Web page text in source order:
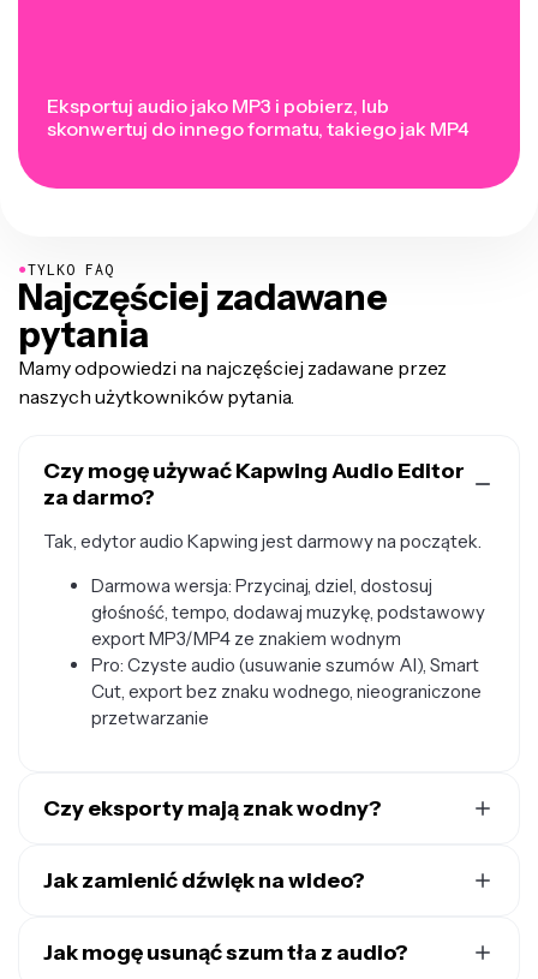
Eksportuj audio jako MP3 i pobierz, lub
skonwertuj do innego formatu, takiego jak MP4
●TYLKO FAQ
Najczęściej zadawane
pytania
Mamy odpowiedzi na najczęściej zadawane przez
naszych użytkowników pytania.
Czy mogę używać Kapwing Audio Editor
za darmo?
Tak, edytor audio Kapwing jest darmowy na początek.
Darmowa wersja: Przycinaj, dziel, dostosuj
głośność, tempo, dodawaj muzykę, podstawowy
export MP3/MP4 ze znakiem wodnym
Pro: Czyste audio (usuwanie szumów AI), Smart
Cut, export bez znaku wodnego, nieograniczone
przetwarzanie
Czy eksporty mają znak wodny?
eksporty będą zawierać znak wodny. Gdy uaktualnisz
Jak zamienić dźwięk na wideo?
audio, w tym MP3, WAV, WMA i wiele innych. Aby
Jak mogę usunąć szum tła z audio?